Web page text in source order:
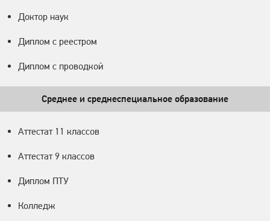
Доктор наук
Диплом с реестром
Диплом с проводкой
Среднее и среднеспециальное образование
Аттестат 11 классов
Аттестат 9 классов
Диплом ПТУ
Колледж